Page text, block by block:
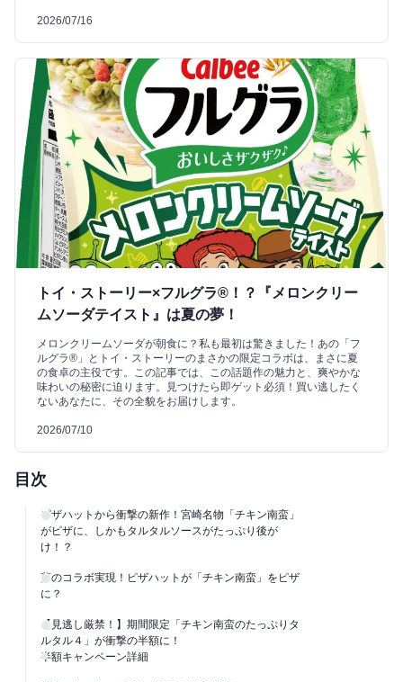
2026/07/16
トイ・ストーリー×フルグラ®！？『メロンクリー
ムソーダテイスト』は夏の夢！
メロンクリームソーダが朝食に？私も最初は驚きました！あの「フ
ルグラ®」とトイ・ストーリーのまさかの限定コラボは、まさに夏
の食卓の主役です。この記事では、この話題作の魅力と、爽やかな
味わいの秘密に迫ります。見つけたら即ゲット必須！買い逃したく
ないあなたに、その全貌をお届けします。
2026/07/10
目次
ピザハットから衝撃の新作！宮崎名物「チキン南蛮」
がピザに、しかもタルタルソースがたっぷり後が
け！？
夢のコラボ実現！ピザハットが「チキン南蛮」をピザ
に？
【見逃し厳禁！】期間限定「チキン南蛮のたっぷりタ
ルタル４」が衝撃の半額に！
半額キャンペーン詳細